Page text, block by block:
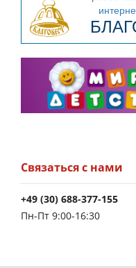
Связаться с нами
+49 (30) 688-377-155
Пн-Пт 9:00-16:30